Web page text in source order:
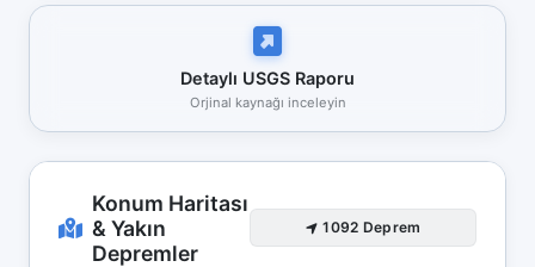
Detaylı USGS Raporu
Orjinal kaynağı inceleyin
Konum Haritası
& Yakın
Depremler
1092 Deprem